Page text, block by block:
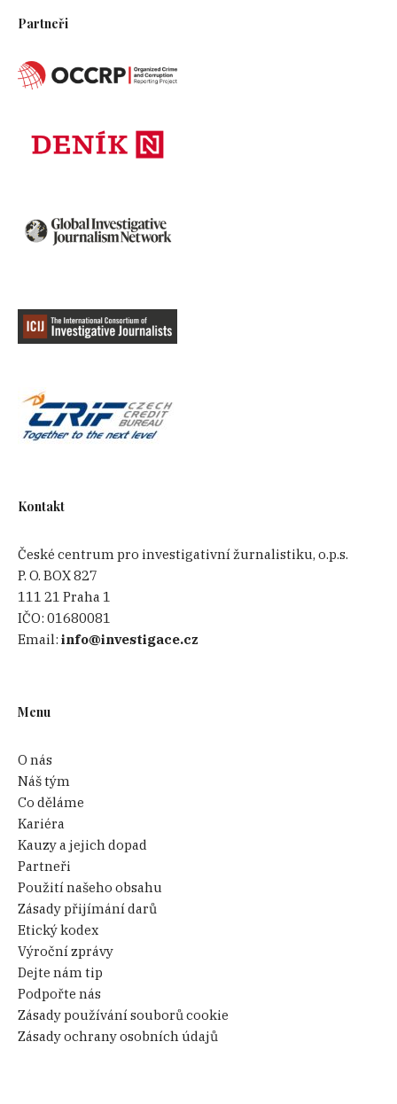
Partneři
Kontakt
České centrum pro investigativní žurnalistiku, o.p.s.
P. O. BOX 827
111 21 Praha 1
IČO:01680081
Email:info@investigace.cz
Menu
O nás
Náš tým
Co děláme
Kariéra
Kauzy a jejich dopad
Partneři
Použití našeho obsahu
Zásady přijímání darů
Etický kodex
Výroční zprávy
Dejte nám tip
Podpořte nás
Zásady používání souborů cookie
Zásady ochrany osobních údajů